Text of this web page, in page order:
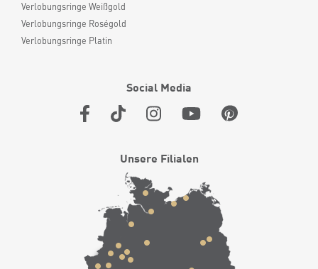
Verlobungsringe Weißgold
Verlobungsringe Roségold
Verlobungsringe Platin
Social Media
Unsere Filialen